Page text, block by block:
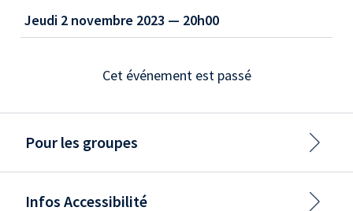
Jeudi 2 novembre 2023 — 20h00
Cet événement est passé
Pour les groupes
Infos Accessibilité